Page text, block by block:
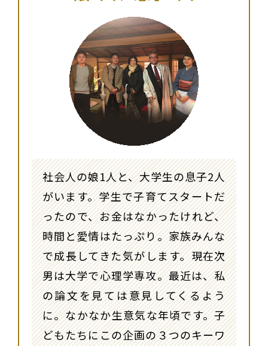
社会人の娘1人と、大学生の息子2人
がいます。学生で子育てスタートだ
ったので、お金はなかったけれど、
時間と愛情はたっぷり。家族みんな
で成長してきた気がします。現在次
男は大学で心理学専攻。最近は、私
の論文を見ては意見してくるよう
に。なかなか生意気な年頃です。子
どもたちにこの企画の３つのキーワ